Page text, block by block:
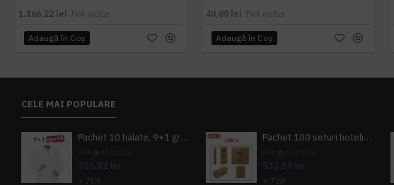
1.166,22 lei TVA inclus
Adaugă în Coş
40,00 lei TVA inclus
Adaugă în Coş
CELE MAI POPULARE
Pachet 10 halate, 9+1 gratuit
755,82 lei
+ TVA
Pachet 100 seturi hoteliere, set dentar, set barbierit, casca de dus, pila unghii, set cusut
533,69 lei
+ TVA